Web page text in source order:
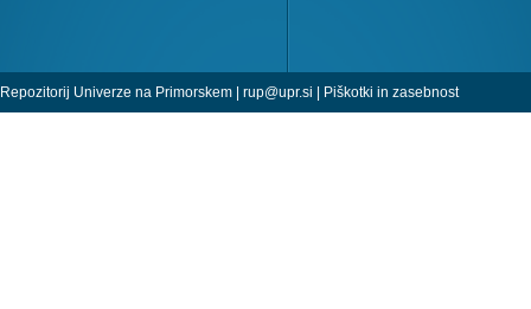
Repozitorij Univerze na Primorskem | rup@upr.si Piškotki in zasebnost